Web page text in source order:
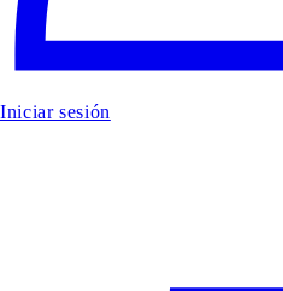
Iniciar sesión